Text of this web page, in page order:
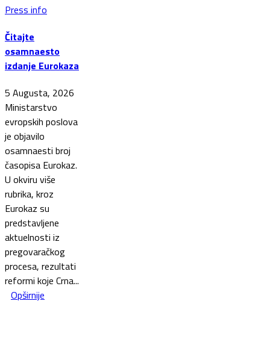
Press info
Čitajte
osamnaesto
izdanje Eurokaza
5 Augusta, 2026
Ministarstvo
evropskih poslova
je objavilo
osamnaesti broj
časopisa Eurokaz.
U okviru više
rubrika, kroz
Eurokaz su
predstavljene
aktuelnosti iz
pregovaračkog
procesa, rezultati
reformi koje Crna...
Opširnije